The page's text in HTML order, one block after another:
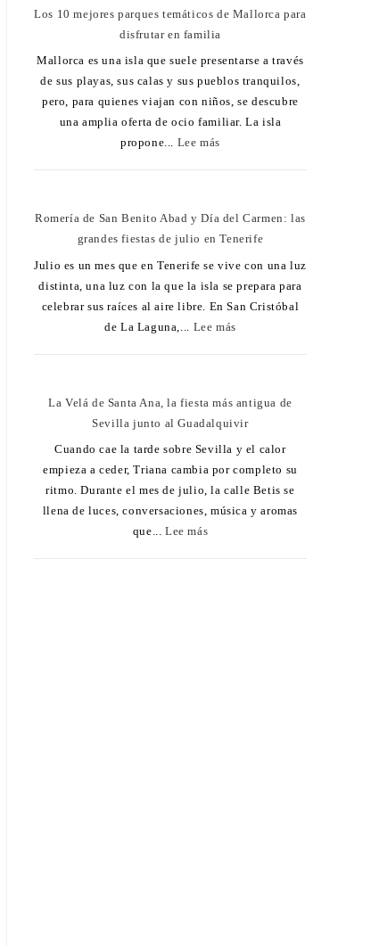
Los 10 mejores parques temáticos de Mallorca para
disfrutar en familia
Mallorca es una isla que suele presentarse a través
de sus playas, sus calas y sus pueblos tranquilos,
pero, para quienes viajan con niños, se descubre
una amplia oferta de ocio familiar. La isla
propone... Lee más
Romería de San Benito Abad y Día del Carmen: las
grandes fiestas de julio en Tenerife
Julio es un mes que en Tenerife se vive con una luz
distinta, una luz con la que la isla se prepara para
celebrar sus raíces al aire libre. En San Cristóbal
de La Laguna,... Lee más
La Velá de Santa Ana, la fiesta más antigua de
Sevilla junto al Guadalquivir
Cuando cae la tarde sobre Sevilla y el calor
empieza a ceder, Triana cambia por completo su
ritmo. Durante el mes de julio, la calle Betis se
llena de luces, conversaciones, música y aromas
que... Lee más